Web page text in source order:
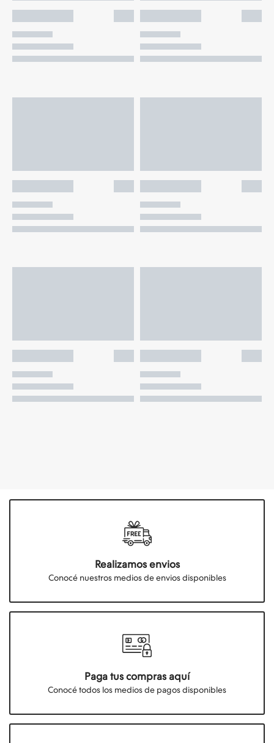
Realizamos envios
Conocé nuestros medios de envios disponibles
Paga tus compras aquí
Conocé todos los medios de pagos disponibles